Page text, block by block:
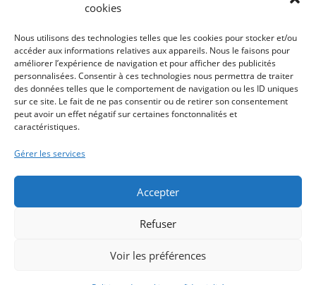
cookies
Nous utilisons des technologies telles que les cookies pour stocker et/ou
accéder aux informations relatives aux appareils. Nous le faisons pour
améliorer l’expérience de navigation et pour afficher des publicités
personnalisées. Consentir à ces technologies nous permettra de traiter
des données telles que le comportement de navigation ou les ID uniques
sur ce site. Le fait de ne pas consentir ou de retirer son consentement
peut avoir un effet négatif sur certaines fonctonnalités et
caractéristiques.
Gérer les services
Accepter
Refuser
Voir les préférences
[custom-twitter-feeds feed=1]
Contact assistea compagnie
Conditions générales